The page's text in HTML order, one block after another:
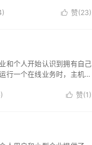
 赞(23)
和个人开始认识到拥有自己
行一个在线业务时，主机租
 赞(1)